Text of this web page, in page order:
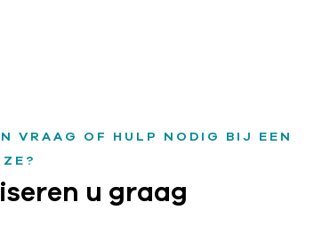
VRAAG OF HULP NODIG BIJ EEN
u graag